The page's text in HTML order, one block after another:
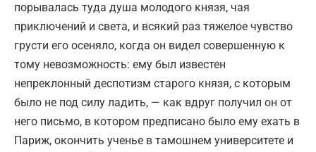
порывалась туда душа молодого князя, чая
приключений и света, и всякий раз тяжелое чувство
грусти его осеняло, когда он видел совершенную к
тому невозможность: ему был известен
непреклонный деспотизм старого князя, с которым
было не под силу ладить, — как вдруг получил он от
него письмо, в котором предписано было ему ехать в
Париж, окончить ученье в тамошнем университете и